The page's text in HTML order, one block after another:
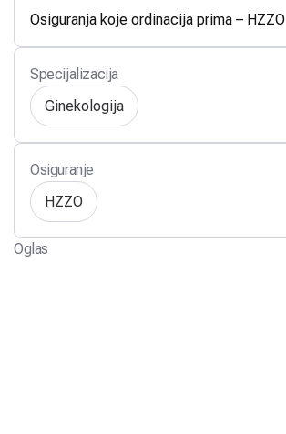
Osiguranja koje ordinacija prima – HZZO
Specijalizacija
Ginekologija
Osiguranje
HZZO
Oglas